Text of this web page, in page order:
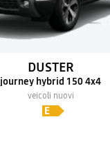
DUSTER
journey hybrid 150 4x4
veicoli nuovi